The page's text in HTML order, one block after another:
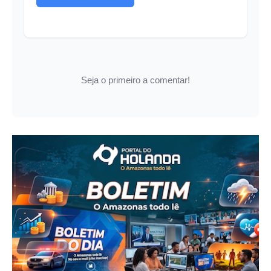
Seja o primeiro a comentar!